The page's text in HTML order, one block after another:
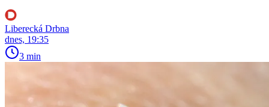
Liberecká Drbna
dnes, 19:35
3 min